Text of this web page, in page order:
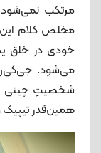
مرتکب نمی‌شود
مخلص کلام
خودی در خلق
می‌شود.
شخصیتِ چینی
همین‌قدر